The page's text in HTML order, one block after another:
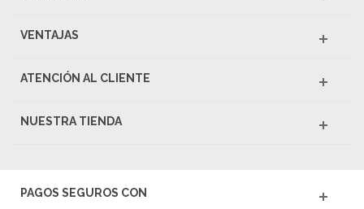
VENTAJAS
ATENCIÓN AL CLIENTE
NUESTRA TIENDA
PAGOS SEGUROS CON